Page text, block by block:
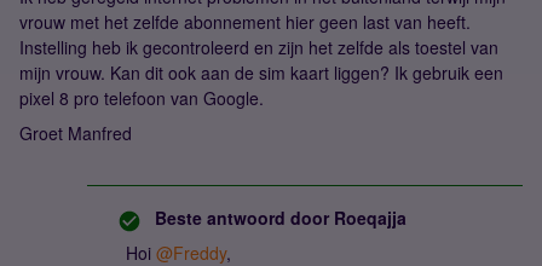
vrouw met het zelfde abonnement hier geen last van heeft.
Instelling heb ik gecontroleerd en zijn het zelfde als toestel van
mijn vrouw. Kan dit ook aan de sim kaart liggen? Ik gebruik een
pixel 8 pro telefoon van Google.
Groet Manfred
Beste antwoord door Roeqajja
Hoi @Freddy,